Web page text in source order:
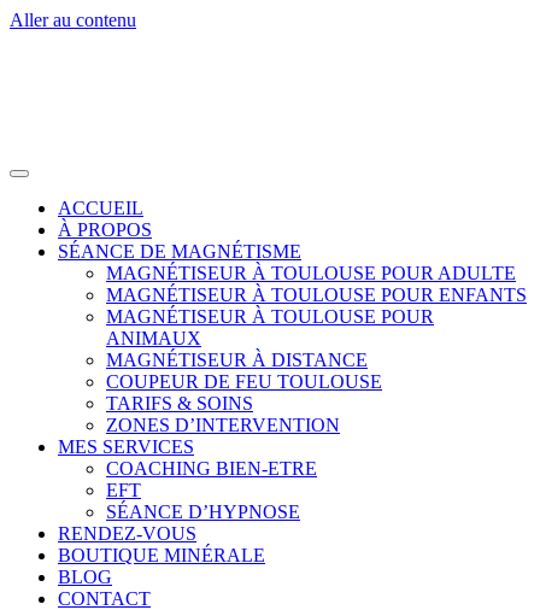
Aller au contenu
ACCUEIL
À PROPOS
SÉANCE DE MAGNÉTISME
MAGNÉTISEUR À TOULOUSE POUR ADULTE
MAGNÉTISEUR À TOULOUSE POUR ENFANTS
MAGNÉTISEUR À TOULOUSE POUR
ANIMAUX
MAGNÉTISEUR À DISTANCE
COUPEUR DE FEU TOULOUSE
TARIFS & SOINS
ZONES D’INTERVENTION
MES SERVICES
COACHING BIEN-ETRE
EFT
SÉANCE D’HYPNOSE
RENDEZ-VOUS
BOUTIQUE MINÉRALE
BLOG
CONTACT